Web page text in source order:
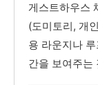
게스트하우스
(도미토리, 개
용 라운지나
간을 보여주는